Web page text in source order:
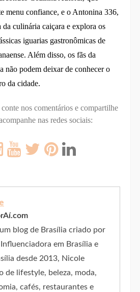
menu confiance, e o Antonina 336,
da culinária caiçara e explora os
iguarias gastronômicas de
Além disso, os fãs da
não podem deixar de conhecer o
da cidade.
nos comentários e compartilhe
nas redes sociais:
blog de Brasília criado por
Influenciadora em Brasília e
desde 2013, Nicole
de lifestyle, beleza, moda,
cafés, restaurantes e